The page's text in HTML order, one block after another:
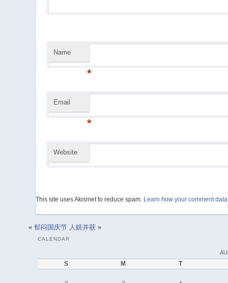
Name
*
Email
*
Website
This site uses Akismet to reduce spam. Learn how your comment
« 郁闷国庆节 人赃并获»
CALENDAR
S M T